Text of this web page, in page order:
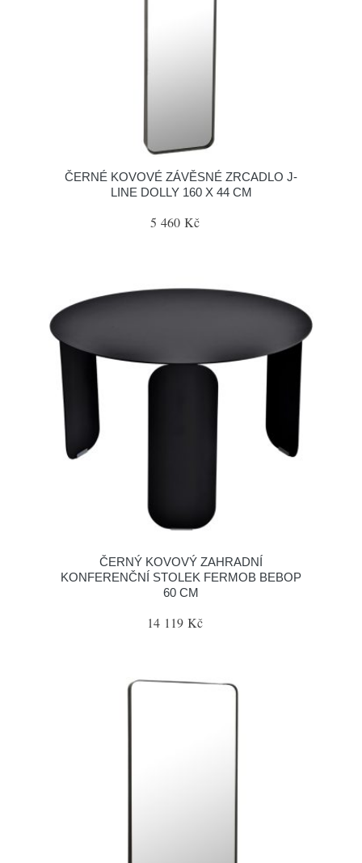
ČERNÉ KOVOVÉ ZÁVĚSNÉ ZRCADLO J-
LINE DOLLY 160 X 44 CM
5 460 Kč
ČERNÝ KOVOVÝ ZAHRADNÍ
KONFERENČNÍ STOLEK FERMOB BEBOP
60 CM
14 119 Kč